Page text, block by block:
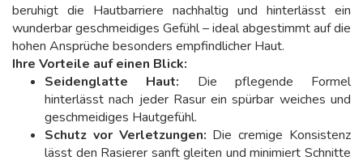
beruhigt die Hautbarriere nachhaltig und hinterlässt ein
wunderbar geschmeidiges Gefühl – ideal abgestimmt auf die
hohen Ansprüche besonders empfindlicher Haut.
Ihre Vorteile auf einen Blick:
Seidenglatte Haut: Die pflegende Formel
hinterlässt nach jeder Rasur ein spürbar weiches und
geschmeidiges Hautgefühl.
Schutz vor Verletzungen: Die cremige Konsistenz
lässt den Rasierer sanft gleiten und minimiert Schnitte